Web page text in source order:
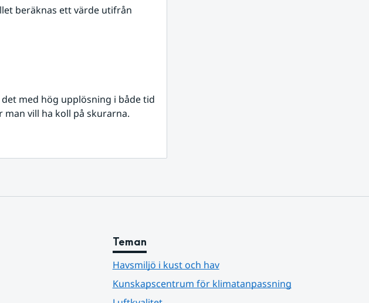
beräknas ett värde utifrån
med hög upplösning i både tid
vill ha koll på skurarna.
Teman
Havsmiljö i kust och hav
Kunskapscentrum för klimatanpassning